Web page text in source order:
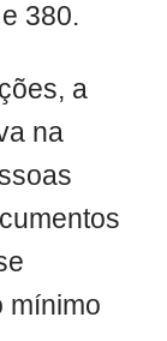
380.
a
na
mínimo